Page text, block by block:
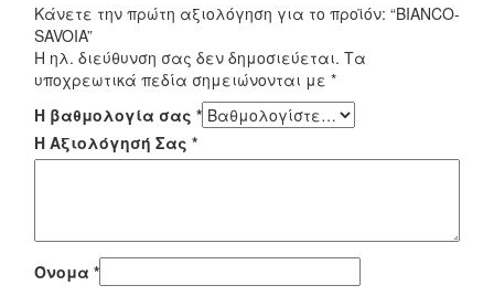
Κάνετε την πρώτη αξιολόγηση για το προϊόν: “BIANCO-
SAVOIA”
Η ηλ. διεύθυνση σας δεν δημοσιεύεται. Τα
υποχρεωτικά πεδία σημειώνονται με *
Η βαθμολογία σας *
Η Αξιολόγησή Σας *
Όνομα *